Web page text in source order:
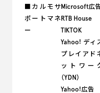
■カルモサ
ポートマネ
ー
Microsoft広
RTB House
TIKTOK
Yahoo! ディ
プレイアド
ットワー
（YDN）
Yahoo!広告